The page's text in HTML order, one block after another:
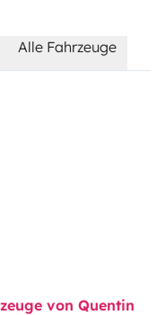
Alle Fahrzeuge
von Quentin